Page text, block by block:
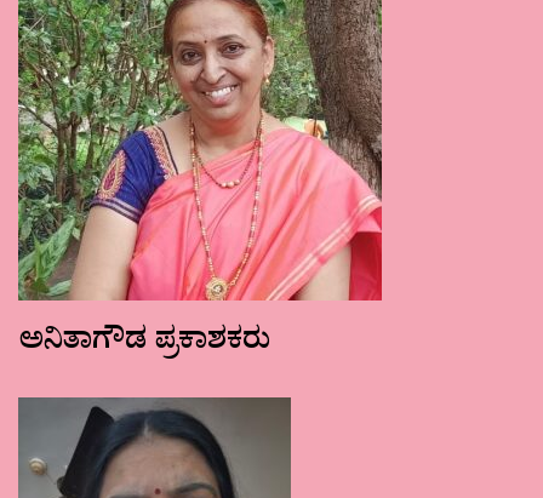
ಅನಿತಾಗೌಡ ಪ್ರಕಾಶಕರು